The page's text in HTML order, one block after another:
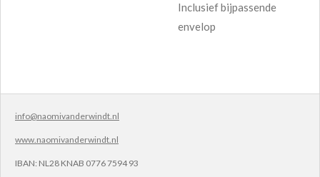
Inclusief bijpassende
envelop
info@naomivanderwindt.nl
www.naomivanderwindt.nl
IBAN: NL28 KNAB 0776 7594 93